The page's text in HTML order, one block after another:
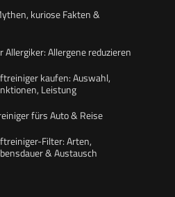
kuriose Fakten &
Allergene reduzieren
kaufen: Auswahl,
Leistung
fürs Auto & Reise
Filter: Arten,
& Austausch